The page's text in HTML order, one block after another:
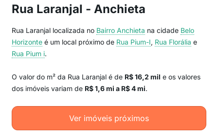
Rua Laranjal - Anchieta
Rua Laranjal localizada no Bairro Anchieta na cidade Belo
Horizonte é um local próximo de Rua Pium-I, Rua Florália e
Rua Pium i.
O valor do m² da Rua Laranjal é de R$ 16,2 mil e os valores
dos imóveis variam de R$ 1,6 mi a R$ 4 mi.
Ver imóveis próximos